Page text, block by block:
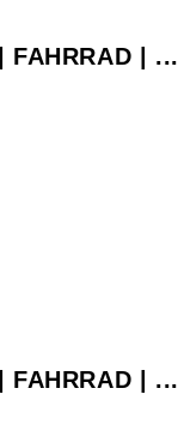
FAHRRAD | ...
FAHRRAD | ...